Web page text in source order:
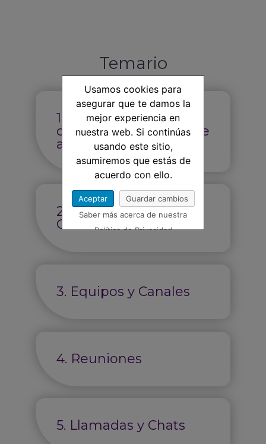
Temario
1. Qué es Teams, para
qué me sirve y qué me
aporta
2. Instalación y Visión
General
3. Equipos y Canales
4. Reuniones
5. Llamadas y Chats
Usamos cookies para
asegurar que te damos la
mejor experiencia en
nuestra web. Si continúas
usando este sitio,
asumiremos que estás de
acuerdo con ello.
Aceptar
Guardar cambios
Saber más acerca de nuestra
Política de Privacidad